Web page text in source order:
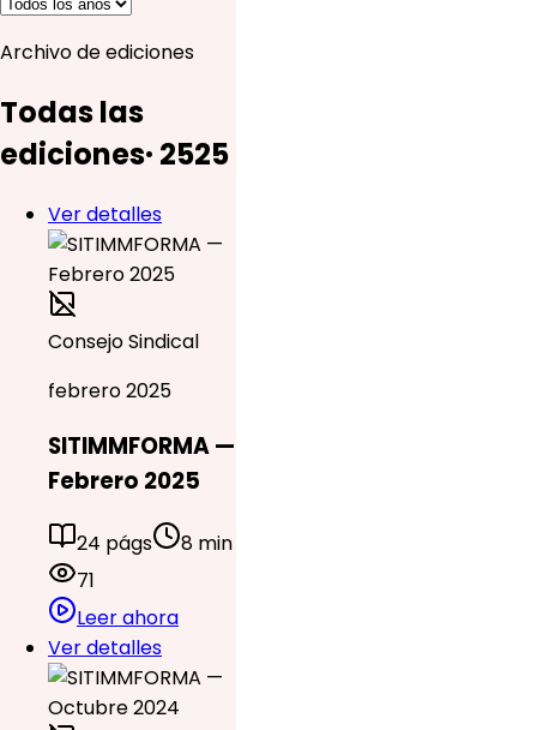
Archivo de ediciones
Todas las
ediciones· 2525
Ver detalles
Consejo Sindical
febrero 2025
SITIMMFORMA —
Febrero 2025
24 págs
8 min
71
Leer ahora
Ver detalles